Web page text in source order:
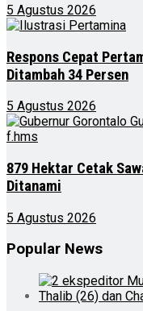
5 Agustus 2026
Respons Cepat
Ditambah 34 Persen
5 Agustus 2026
879 Hektar Cetak
Ditanami
5 Agustus 2026
Popular News